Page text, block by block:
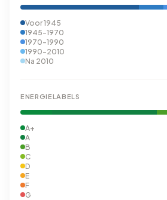
Voor 1945
1945-1970
1970-1990
1990-2010
Na 2010
ENERGIELABELS
A+
A
B
C
D
E
F
G